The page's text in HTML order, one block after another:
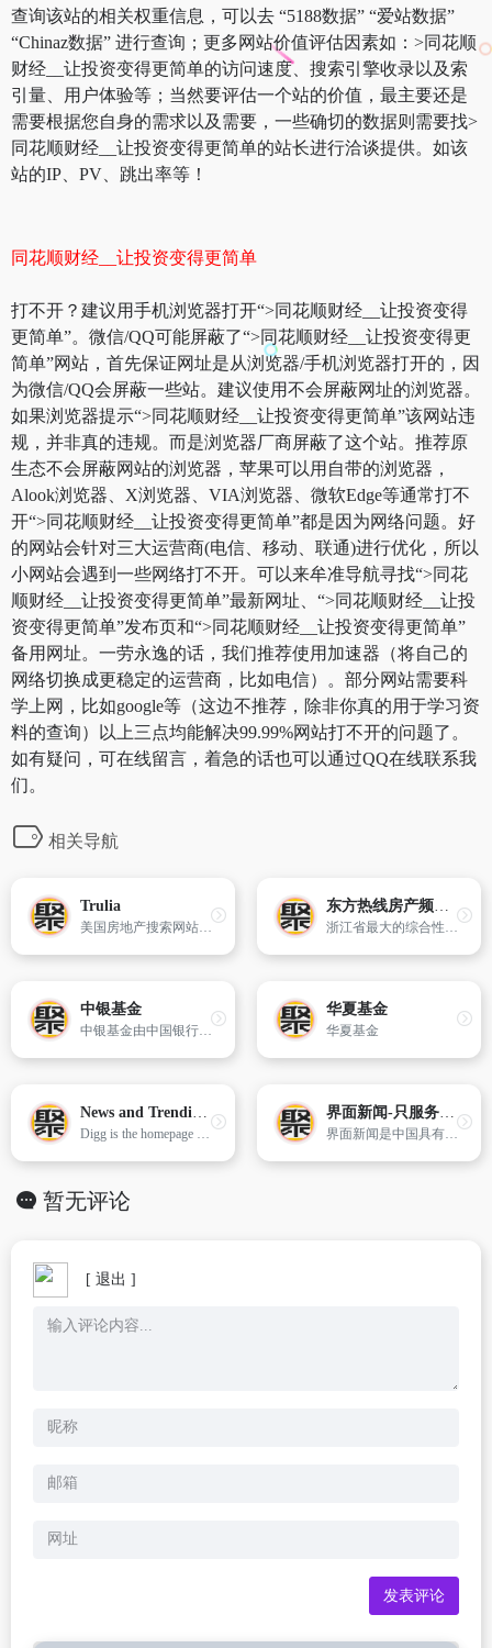
查询该站的相关权重信息，可以去 “5188数据” “爱站数据”
“Chinaz数据” 进行查询；更多网站价值评估因素如：>同花顺
财经__让投资变得更简单的访问速度、搜索引擎收录以及索
引量、用户体验等；当然要评估一个站的价值，最主要还是
需要根据您自身的需求以及需要，一些确切的数据则需要找>
同花顺财经__让投资变得更简单的站长进行洽谈提供。如该
站的IP、PV、跳出率等！
同花顺财经__让投资变得更简单
打不开？建议用手机浏览器打开“>同花顺财经__让投资变得
更简单”。微信/QQ可能屏蔽了“>同花顺财经__让投资变得更
简单”网站，首先保证网址是从浏览器/手机浏览器打开的，因
为微信/QQ会屏蔽一些站。建议使用不会屏蔽网址的浏览器。
如果浏览器提示“>同花顺财经__让投资变得更简单”该网站违
规，并非真的违规。而是浏览器厂商屏蔽了这个站。推荐原
生态不会屏蔽网站的浏览器，苹果可以用自带的浏览器，
Alook浏览器、X浏览器、VIA浏览器、微软Edge等通常打不
开“>同花顺财经__让投资变得更简单”都是因为网络问题。好
的网站会针对三大运营商(电信、移动、联通)进行优化，所以
小网站会遇到一些网络打不开。可以来牟准导航寻找“>同花
顺财经__让投资变得更简单”最新网址、“>同花顺财经__让投
资变得更简单”发布页和“>同花顺财经__让投资变得更简单”
备用网址。一劳永逸的话，我们推荐使用加速器（将自己的
网络切换成更稳定的运营商，比如电信）。部分网站需要科
学上网，比如google等（这边不推荐，除非你真的用于学习资
料的查询）以上三点均能解决99.99%网站打不开的问题了。
如有疑问，可在线留言，着急的话也可以通过QQ在线联系我
们。
相关导航
Trulia
美国房地产搜索网站,是一家基于Google Maps API的房地产搜索网站,它根据用户选择房屋的类型和地理位置,显示出满足要求的房屋列表并依靠Google的API生成特定的图象,以便用户获取更多详细信息。
东方热线房产频道 大家小家 Http://house.cnool.net
浙江省最大的综合性网站,宁波的门户站点。内容涵盖论坛、影院、快讯、游戏、图库、房产、时尚、娱乐、博客、生活、汽车、教育、人才、热点、旅游、手机等等。
中银基金
中银基金由中国银行和贝莱德两大全球著名金融品牌强强联合打造，投资业绩长期持续优异，荣誉满载，“买基金、选中银”已成为越来越多投资者的心声
华夏基金
华夏基金
News and Trending Stories Around the Internet | Digg
Digg is the homepage of the internet, featuring the best articles, videos, and original content that the web is talking about right now.
界面新闻-只服务于独立思考的人群-Jiemian.com
界面新闻是中国具有影响力的原创财经新媒体，以财经、商业新闻为核心，布局近40个内容频道，旗下同时拥有正午故事、箭厂视频、歪楼等数个知名新媒体品牌。
暂无评论
[ 退出 ]